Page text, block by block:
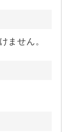
ません。